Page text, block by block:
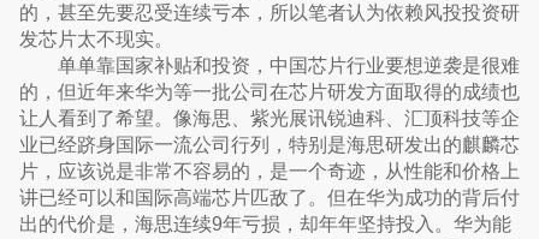
的，甚至先要忍受连续亏本，所以笔者认为依赖风投投资研
发芯片太不现实。
单单靠国家补贴和投资，中国芯片行业要想逆袭是很难
的，但近年来华为等一批公司在芯片研发方面取得的成绩也
让人看到了希望。像海思、紫光展讯锐迪科、汇顶科技等企
业已经跻身国际一流公司行列，特别是海思研发出的麒麟芯
片，应该说是非常不容易的，是一个奇迹，从性能和价格上
讲已经可以和国际高端芯片匹敌了。但在华为成功的背后付
出的代价是，海思连续9年亏损，却年年坚持投入。华为能